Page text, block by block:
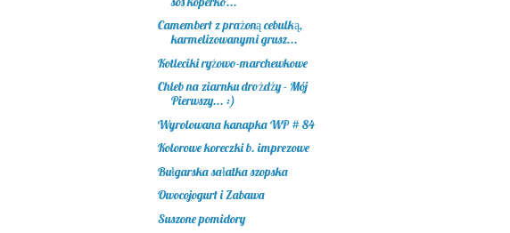
Camembert z prażoną cebulką,
karmelizowanymi grusz...
Kotleciki ryżowo-marchewkowe
Chleb na ziarnku drożdży - Mój
Pierwszy... :)
Wyrolowana kanapka WP # 84
Kolorowe koreczki b. imprezowe
Bułgarska sałatka szopska
Owocojogurt i Zabawa
Suszone pomidory